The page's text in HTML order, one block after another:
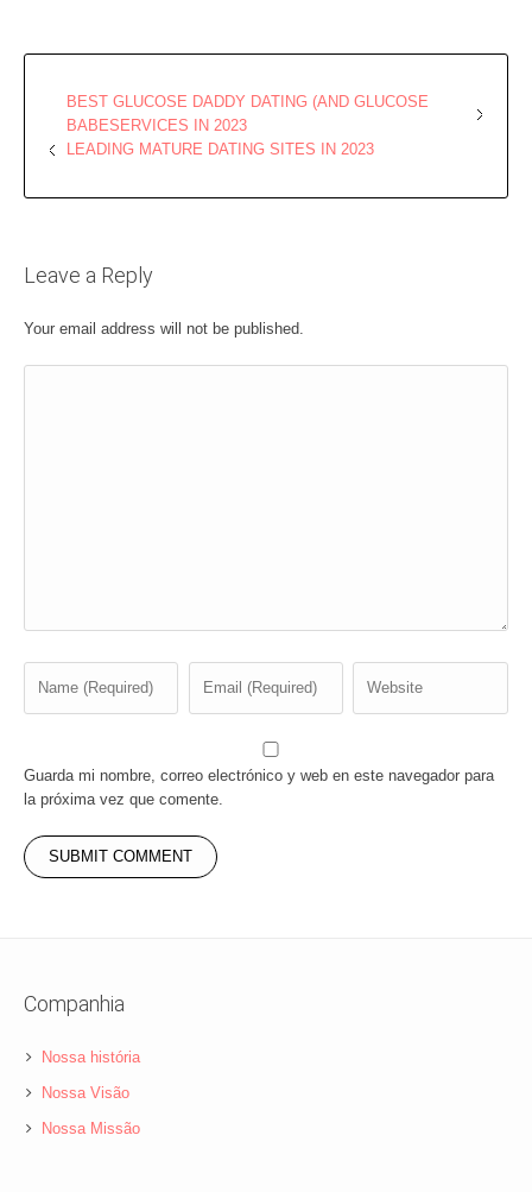
BEST GLUCOSE DADDY DATING (AND GLUCOSE
BABESERVICES IN 2023
LEADING MATURE DATING SITES IN 2023
Leave a Reply
Your email address will not be published.
Guarda mi nombre, correo electrónico y web en este navegador para
la próxima vez que comente.
Companhia
Nossa história
Nossa Visão
Nossa Missão